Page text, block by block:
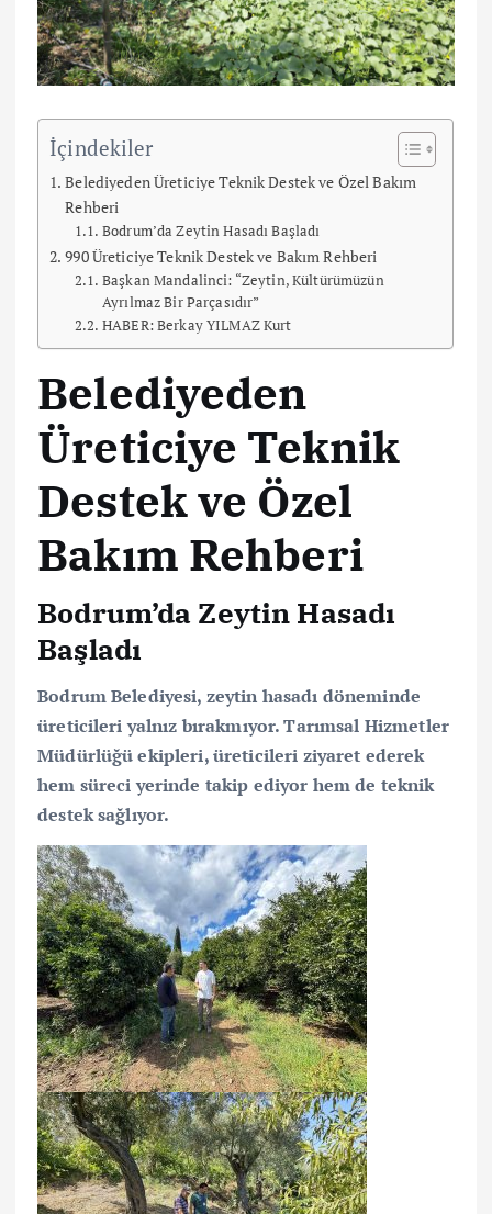
İçindekiler
Belediyeden Üreticiye Teknik Destek ve Özel Bakım
Rehberi
Bodrum’da Zeytin Hasadı Başladı
990 Üreticiye Teknik Destek ve Bakım Rehberi
Başkan Mandalinci: “Zeytin, Kültürümüzün
Ayrılmaz Bir Parçasıdır”
HABER: Berkay YILMAZ Kurt
Belediyeden
Üreticiye Teknik
Destek ve Özel
Bakım Rehberi
Bodrum’da Zeytin Hasadı
Başladı
Bodrum Belediyesi, zeytin hasadı döneminde
üreticileri yalnız bırakmıyor. Tarımsal Hizmetler
Müdürlüğü ekipleri, üreticileri ziyaret ederek
hem süreci yerinde takip ediyor hem de teknik
destek sağlıyor.